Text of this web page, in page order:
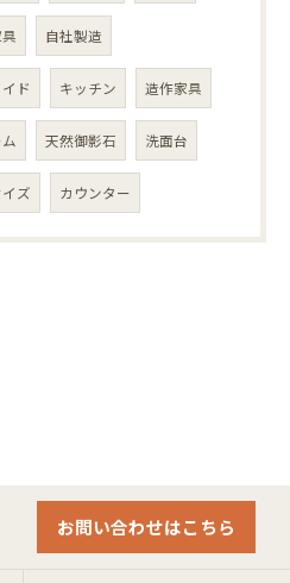
自社製造
ド キッチン 造作家具
天然御影石 洗面台
ズ カウンター
お問い合わせはこちら